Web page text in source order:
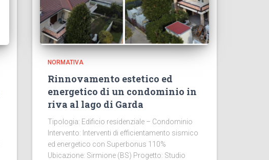
NORMATIVA
Rinnovamento estetico ed
energetico di un condominio in
riva al lago di Garda
Tipologia: Edificio residenziale – Condominio
Intervento: Interventi di efficientamento sismico
ed energetico con Superbonus 110%
Ubicazione: Sirmione (BS) Progetto: Studio